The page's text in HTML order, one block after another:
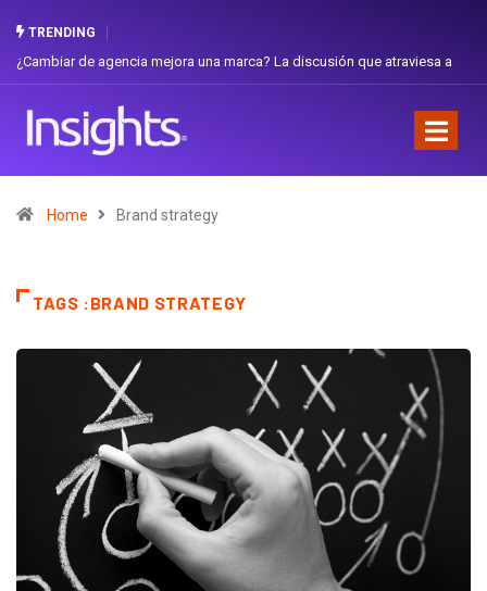
TRENDING
¿Cambiar de agencia mejora una marca? La discusión que atraviesa a
Home Brand strategy
TAGS :BRAND STRATEGY